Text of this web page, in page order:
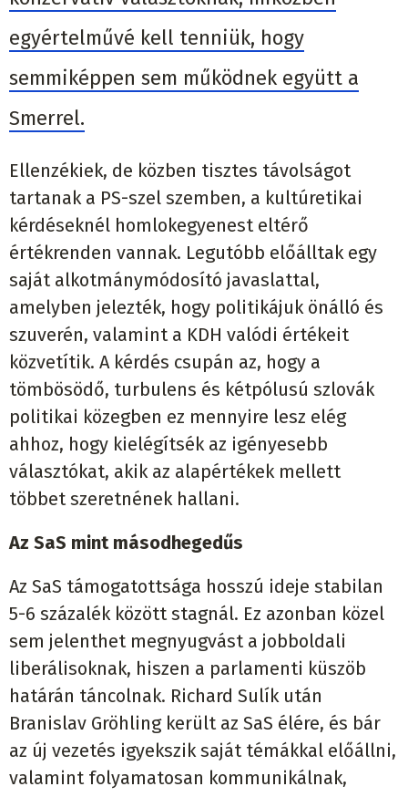
egyértelművé kell tenniük, hogy
semmiképpen sem működnek együtt a
Smerrel.
Ellenzékiek, de közben tisztes távolságot
tartanak a PS-szel szemben, a kultúretikai
kérdéseknél homlokegyenest eltérő
értékrenden vannak. Legutóbb előálltak egy
saját alkotmánymódosító javaslattal,
amelyben jelezték, hogy politikájuk önálló és
szuverén, valamint a KDH valódi értékeit
közvetítik. A kérdés csupán az, hogy a
tömbösödő, turbulens és kétpólusú szlovák
politikai közegben ez mennyire lesz elég
ahhoz, hogy kielégítsék az igényesebb
választókat, akik az alapértékek mellett
többet szeretnének hallani.
Az SaS mint másodhegedűs
Az SaS támogatottsága hosszú ideje stabilan
5-6 százalék között stagnál. Ez azonban közel
sem jelenthet megnyugvást a jobboldali
liberálisoknak, hiszen a parlamenti küszöb
határán táncolnak. Richard Sulík után
Branislav Gröhling került az SaS élére, és bár
az új vezetés igyekszik saját témákkal előállni,
valamint folyamatosan kommunikálnak,